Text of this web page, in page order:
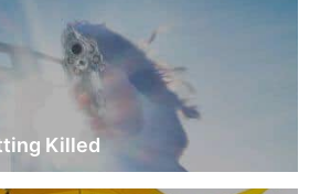
Killed